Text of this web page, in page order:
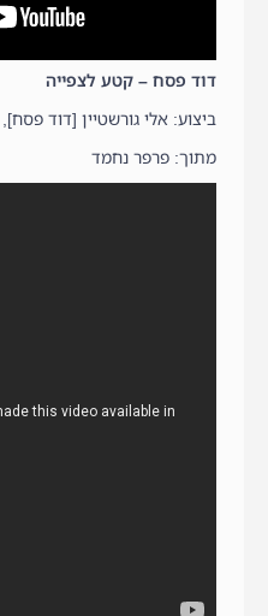
דוד פסח – קטע לצפייה
ביצוע: אלי גורשטיין [דוד
מתוך: פרפר נחמד